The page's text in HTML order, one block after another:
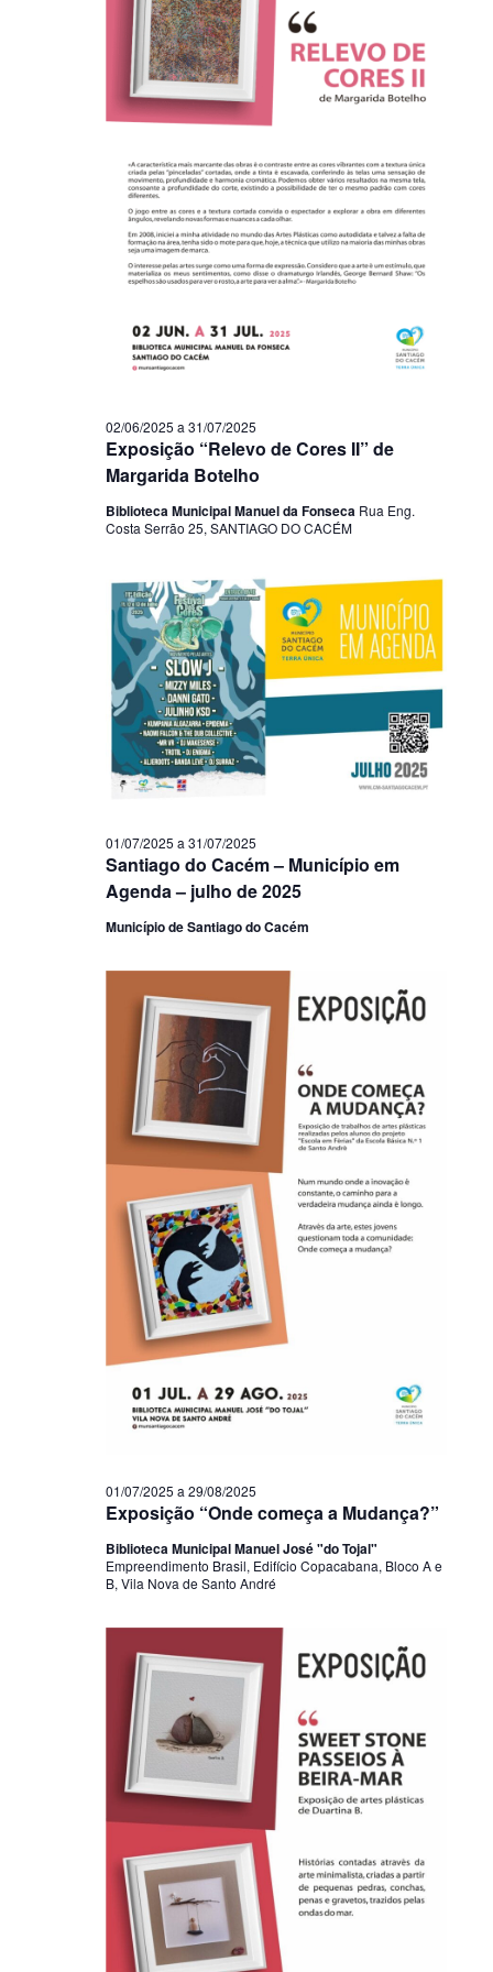
Exposição “Relevo de Cores II” de
Margarida Botelho
02/06/2025 a 31/07/2025
Biblioteca Municipal Manuel da Fonseca Rua Eng.
Costa Serrão 25, SANTIAGO DO CACÉM
Santiago do Cacém – Município em
Agenda – julho de 2025
01/07/2025 a 31/07/2025
Município de Santiago do Cacém
Exposição “Onde começa a Mudança?”
01/07/2025 a 29/08/2025
Biblioteca Municipal Manuel José "do Tojal"
Empreendimento Brasil, Edifício Copacabana, Bloco A e
B, Vila Nova de Santo André